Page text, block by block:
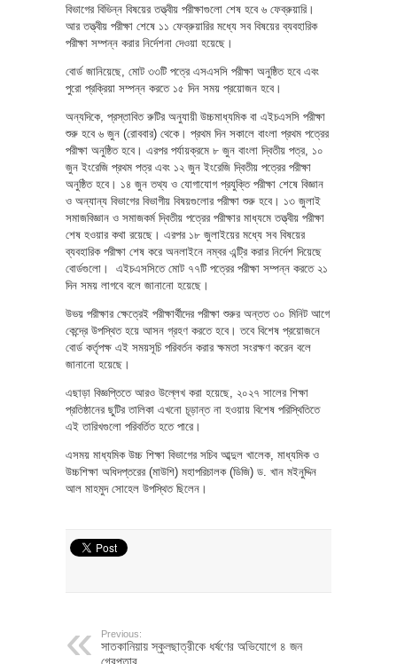
বিভাগের বিভিন্ন বিষয়ের তত্ত্বীয় পরীক্ষাগুলো শেষ হবে ৬ ফেব্রুয়ারি।
আর তত্ত্বীয় পরীক্ষা শেষে ১১ ফেব্রুয়ারির মধ্যে সব বিষয়ের ব্যবহারিক
পরীক্ষা সম্পন্ন করার নির্দেশনা দেওয়া হয়েছে।
বোর্ড জানিয়েছে, মোট ৩৩টি পত্রে এসএসসি পরীক্ষা অনুষ্ঠিত হবে এবং
পুরো প্রক্রিয়া সম্পন্ন করতে ১৫ দিন সময় প্রয়োজন হবে।
অন্যদিকে, প্রস্তাবিত রুটির অনুযায়ী উচ্চমাধ্যমিক বা এইচএসসি পরীক্ষা
শুরু হবে ৬ জুন (রোববার) থেকে। প্রথম দিন সকালে বাংলা প্রথম পত্রের
পরীক্ষা অনুষ্ঠিত হবে। এরপর পর্যায়ক্রমে ৮ জুন বাংলা দ্বিতীয় পত্র, ১০
জুন ইংরেজি প্রথম পত্র এবং ১২ জুন ইংরেজি দ্বিতীয় পত্রের পরীক্ষা
অনুষ্ঠিত হবে। ১৪ জুন তথ্য ও যোগাযোগ প্রযুক্তি পরীক্ষা শেষে বিজ্ঞান
ও অন্যান্য বিভাগের বিভাগীয় বিষয়গুলোর পরীক্ষা শুরু হবে। ১৩ জুলাই
সমাজবিজ্ঞান ও সমাজকর্ম দ্বিতীয় পত্রের পরীক্ষার মাধ্যমে তত্ত্বীয় পরীক্ষা
শেষ হওয়ার কথা রয়েছে। এরপর ১৮ জুলাইয়ের মধ্যে সব বিষয়ের
ব্যবহারিক পরীক্ষা শেষ করে অনলাইনে নম্বর এন্ট্রি করার নির্দেশ দিয়েছে
বোর্ডগুলো। এইচএসসিতে মোট ৭৭টি পত্রের পরীক্ষা সম্পন্ন করতে ২১
দিন সময় লাগবে বলে জানানো হয়েছে।
উভয় পরীক্ষার ক্ষেত্রেই পরীক্ষার্থীদের পরীক্ষা শুরুর অন্তত ৩০ মিনিট আগে
কেন্দ্রে উপস্থিত হয়ে আসন গ্রহণ করতে হবে। তবে বিশেষ প্রয়োজনে
বোর্ড কর্তৃপক্ষ এই সময়সূচি পরিবর্তন করার ক্ষমতা সংরক্ষণ করেন বলে
জানানো হয়েছে।
এছাড়া বিজ্ঞপ্তিতে আরও উল্লেখ করা হয়েছে, ২০২৭ সালের শিক্ষা
প্রতিষ্ঠানের ছুটির তালিকা এখনো চূড়ান্ত না হওয়ায় বিশেষ পরিস্থিতিতে
এই তারিখগুলো পরিবর্তিত হতে পারে।
এসময় মাধ্যমিক উচ্চ শিক্ষা বিভাগের সচিব আব্দুল খালেক, মাধ্যমিক ও
উচ্চশিক্ষা অধিদপ্তরের (মাউশি) মহাপরিচালক (ডিজি) ড. খান মইনুদ্দিন
আল মাহমুদ সোহেল উপস্থিত ছিলেন।
Previous:
সাতকানিয়ায় স্কুলছাত্রীকে ধর্ষণের অভিযোগে ৪ জন